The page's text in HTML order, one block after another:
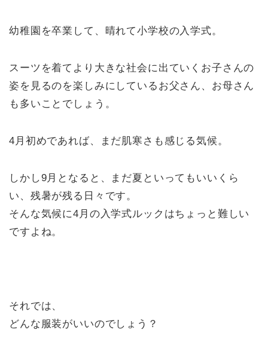
幼稚園を卒業して、晴れて小学校の入学式。
スーツを着てより大きな社会に出ていくお子さんの
姿を見るのを楽しみにしているお父さん、お母さん
も多いことでしょう。
4月初めであれば、まだ肌寒さも感じる気候。
しかし9月となると、まだ夏といってもいいくら
い、残暑が残る日々です。
そんな気候に4月の入学式ルックはちょっと難しい
ですよね。
それでは、
どんな服装がいいのでしょう？